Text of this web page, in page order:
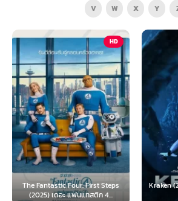
V
W X Y
HD
Four: First Steps
ะ แฟนแทสติก 4...
Kraken (2025) คราเคน เลื้อ